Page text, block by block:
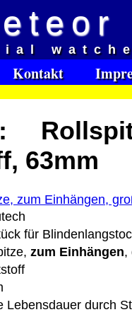
Kontakt
63mm
für
zum Einhängen,
Lebensdauer durch
Software Download
Deutschland
Deutschland
EU (inkl.
Bei dieser
Lizenzschlüssel und
keinen Datenträger.